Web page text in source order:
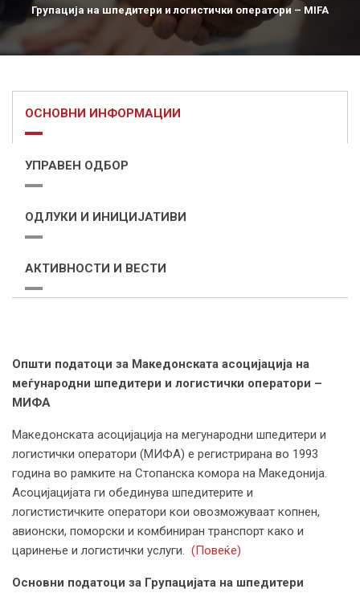
Групација на шпедитери и логистички оператори – MIFA
ОСНОВНИ ИНФОРМАЦИИ
УПРАВЕН ОДБОР
ОДЛУКИ И ИНИЦИЈАТИВИ
АКТИВНОСТИ И ВЕСТИ
Општи податоци за Македонската асоцијација на
меѓународни шпедитери и логистички оператори –
МИФА
Македонската асоцијација на мегународни шпедитери и
логистички оператори (МИФА) е регистрирана во 1993
година во рамките на Стопанска комора на Македонија.
Асоцијацијата ги обединува шпедитерите и
логистистичките оператори кои овозможуваат копнен,
авионски, поморски и комбиниран транспорт како и
царинење и логистички услуги. (Повеќе)
Основни податоци за Групацијата на шпедитери